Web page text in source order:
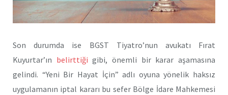
Son durumda ise BGST Tiyatro’nun avukatı Fırat
Kuyurtar’ın belirttiği gibi, önemli bir karar aşamasına
gelindi. “Yeni Bir Hayat İçin” adlı oyuna yönelik haksız
uygulamanın iptal kararı bu sefer Bölge İdare Mahkemesi